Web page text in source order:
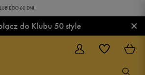
DO 60 DNI.
do Klubu 50 style ×